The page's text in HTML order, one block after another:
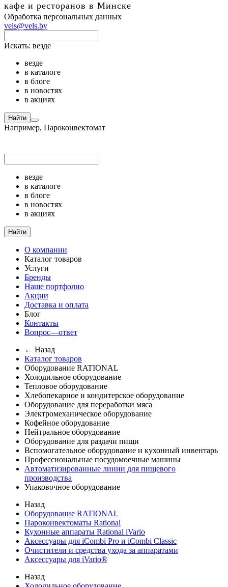
кафе и ресторанов в Минске
Обработка персональных данных
vels@vels.by
Искать: везде
везде
в каталоге
в блоге
в новостях
в акциях
Найти
Например, Пароконвектомат
везде
в каталоге
в блоге
в новостях
в акциях
Найти
О компании
Каталог товаров
Услуги
Бренды
Наше портфолио
Акции
Доставка и оплата
Блог
Контакты
Вопрос—ответ
← Назад
Каталог товаров
Оборудование RATIONAL
Холодильное оборудование
Тепловое оборудование
Хлебопекарное и кондитерское оборудование
Оборудование для переработки мяса
Электромеханическое оборудование
Кофейное оборудование
Нейтральное оборудование
Оборудование для раздачи пищи
Вспомогательное оборудование и кухонный инвентарь
Профессиональные посудомоечные машины
Автоматизированные линии для пищевого
производства
Упаковочное оборудование
Назад
Оборудование RATIONAL
Пароконвектоматы Rational
Кухонные аппараты Rational iVario
Аксессуары для iCombi Pro и iCombi Classic
Очистители и средства ухода за аппаратами
Аксессуары для iVario®
Назад